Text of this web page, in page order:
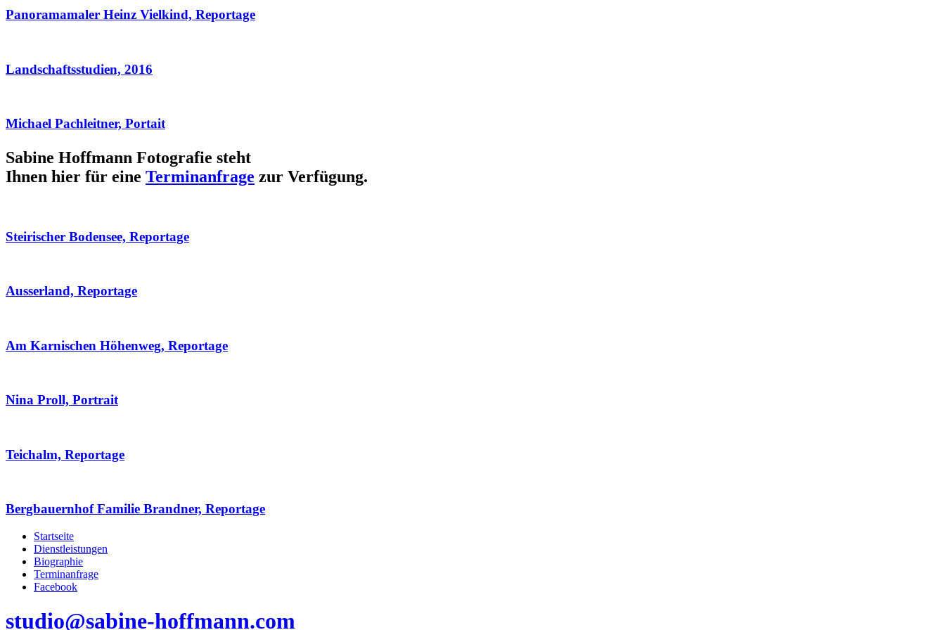
Panoramamaler Heinz Vielkind, Reportage
Landschaftsstudien, 2016
Michael Pachleitner, Portait
Sabine Hoffmann Fotografie steht
Ihnen hier für eine Terminanfrage zur Verfügung.
Steirischer Bodensee, Reportage
Ausserland, Reportage
Am Karnischen Höhenweg, Reportage
Nina Proll, Portrait
Teichalm, Reportage
Bergbauernhof Familie Brandner, Reportage
Startseite
Dienstleistungen
Biographie
Terminanfrage
Facebook
studio@sabine-hoffmann.com